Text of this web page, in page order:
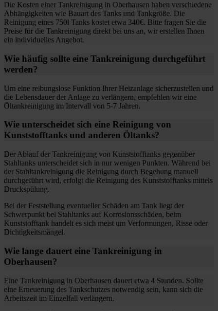
Die Kosten einer Tankreinigung in Oberhausen haben verschiedene
Abhängigkeiten wie Bauart des Tanks und Tankgröße. Die
Reinigung eines 750l Tanks kostet etwa 340€. Bitte fragen Sie die
Preise für die Tankreinigung direkt bei uns an, wir erstellen Ihnen
ein individuelles Angebot.
Wie häufig sollte eine Tankreinigung durchgeführt
werden?
Um eine reibungslose Funktion Ihrer Heizanlage sicherzustellen und
die Lebensdauer der Anlage zu verlängern, empfehlen wir eine
Öltankreinigung im Intervall von 5-7 Jahren.
Wie unterscheidet sich eine Reinigung von
Kunststofftanks und anderen Öltanks?
Der Ablauf der Tankreinigung von Kunststofftanks gegenüber
Stahltanks unterscheidet sich in nur wenigen Punkten. Während bei
der Stahltankreinigung die Reinigung durch Begehung manuell
durchgeführt wird, erfolgt die Reinigung des Kunststofftanks mittels
Druckspülung.
Bei der Feststellung eventueller Schäden am Tank liegt der
Schwerpunkt bei Stahltanks auf Korrosionsschäden, beim
Kunststofftank handelt es sich meist um Verformungen, Risse oder
Dichtigkeitsmängel.
Wie lange dauert eine Tankreinigung in
Oberhausen?
Eine Tankreinigung in Oberhausen dauert etwa 4 Stunden. Sollte
eine Erneuerung des Tankschutzes notwendig sein, kann sich die
Arbeitszeit im Einzelfall verlängern.